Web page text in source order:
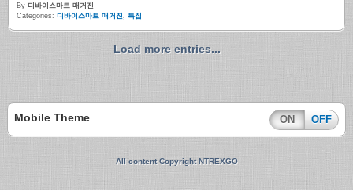
By 디바이스마트 매거진
Categories: 디바이스마트 매거진, 특집
Load more entries...
Mobile Theme ON OFF
All content Copyright NTREXGO